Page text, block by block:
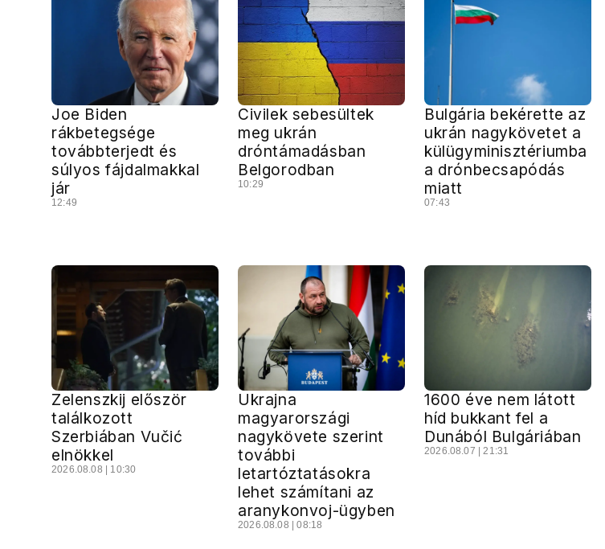
Joe Biden
rákbetegsége
továbbterjedt és
súlyos fájdalmakkal
jár
12:49
Civilek sebesültek
meg ukrán
dróntámadásban
Belgorodban
10:29
Bulgária bekérette az
ukrán nagykövetet a
külügyminisztériumba
a drónbecsapódás
miatt
07:43
Zelenszkij először
találkozott
Szerbiában Vučić
elnökkel
2026.08.08 | 10:30
Ukrajna
magyarországi
nagykövete szerint
további
letartóztatásokra
lehet számítani az
aranykonvoj-ügyben
2026.08.08 | 08:18
1600 éve nem látott
híd bukkant fel a
Dunából Bulgáriában
2026.08.07 | 21:31